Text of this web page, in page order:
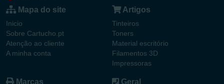
Mapa do site
Inicio
Sobre Cartucho.pt
Atenção ao cliente
A minha conta
Artigos
Tinteiros
Toners
Material escritório
Filamentos 3D
Impressoras
Marcas Geral